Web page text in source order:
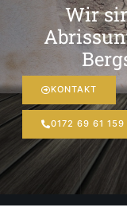
Wir
KONTAKT
0172 69 61 159